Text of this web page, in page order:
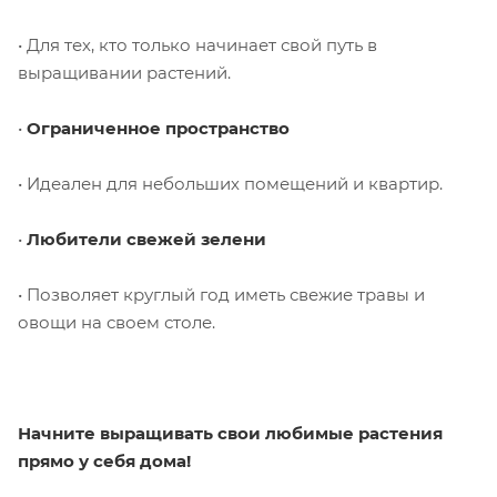
• Для тех, кто только начинает свой путь в
выращивании растений.
• Ограниченное пространство
• Идеален для небольших помещений и квартир.
• Любители свежей зелени
• Позволяет круглый год иметь свежие травы и
овощи на своем столе.
Начните выращивать свои любимые растения
прямо у себя дома!